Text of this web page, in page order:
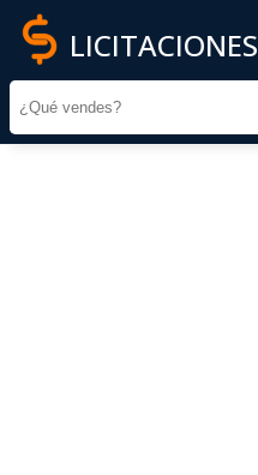
LICITACIONES